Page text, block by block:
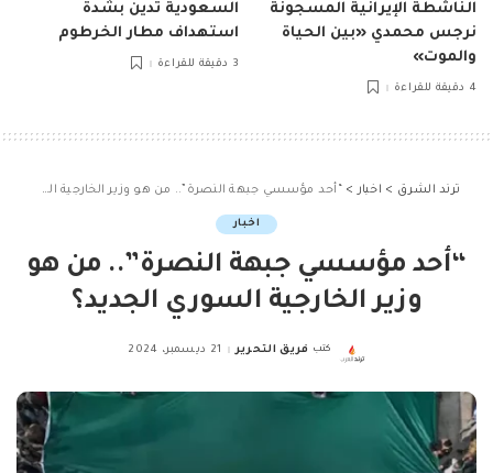
الناشطة الإيرانية المسجونة
نرجس محمدي «بين الحياة
والموت»
4 دقيقة للقراءة
السعودية تدين بشدة
استهداف مطار الخرطوم
3 دقيقة للقراءة
ترند الشرق > اخبار >“أحد مؤسسي جبهة النصرة”.. من هو وزير الخارجية السوري الجديد؟
اخبار
“أحد مؤسسي جبهة النصرة”.. من هو
وزير الخارجية السوري الجديد؟
Posted
كتب فريق التحرير 21 ديسمبر، 2024